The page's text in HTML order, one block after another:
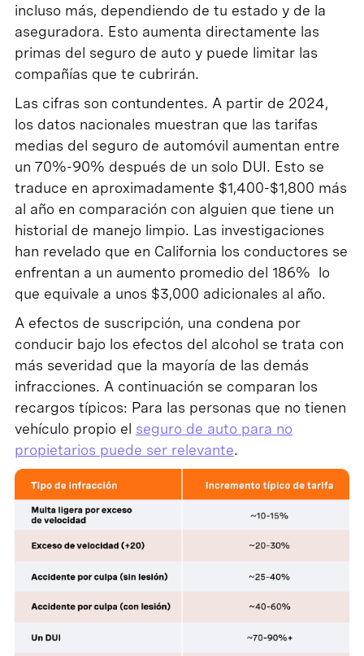
incluso más, dependiendo de tu estado y de la
aseguradora. Esto aumenta directamente las
primas del seguro de auto y puede limitar las
compañías que te cubrirán.
Las cifras son contundentes. A partir de 2024,
los datos nacionales muestran que las tarifas
medias del seguro de automóvil aumentan entre
un 70%-90% después de un solo DUI. Esto se
traduce en aproximadamente $1,400-$1,800 más
al año en comparación con alguien que tiene un
historial de manejo limpio. Las investigaciones
han revelado que en California los conductores se
enfrentan a un aumento promedio del 186% lo
que equivale a unos $3,000 adicionales al año.
A efectos de suscripción, una condena por
conducir bajo los efectos del alcohol se trata con
más severidad que la mayoría de las demás
infracciones. A continuación se comparan los
recargos típicos: Para las personas que no tienen
vehículo propio el seguro de auto para no
propietarios puede ser relevante.